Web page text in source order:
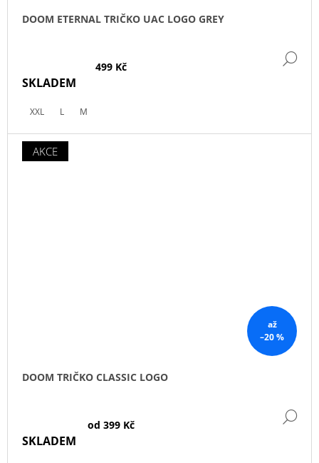
DOOM ETERNAL TRIČKO UAC LOGO GREY
499 Kč
SKLADEM
XXL L M
až
–20 %
AKCE
DOOM TRIČKO CLASSIC LOGO
od399 Kč
SKLADEM